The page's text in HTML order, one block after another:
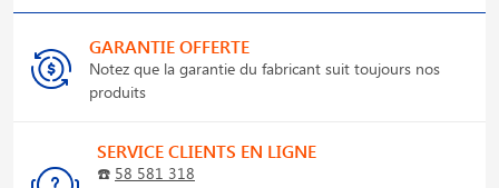
GARANTIE OFFERTE
Notez que la garantie du fabricant suit toujours nos
produits
SERVICE CLIENTS EN LIGNE
☎️ 58 581 318